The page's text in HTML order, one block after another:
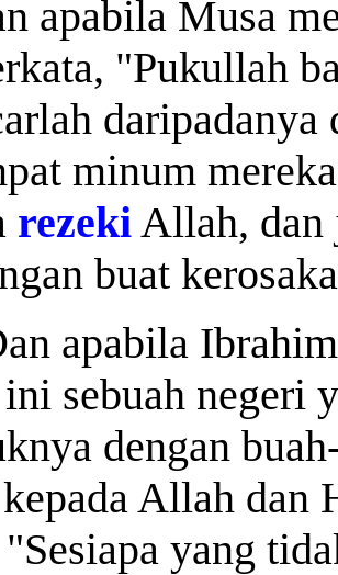
apabila Musa
"Pukullah
daripadanya
minum
rezekiAllah, dan
buat
apabila
sebuah negeri
dengan
Allah
yang